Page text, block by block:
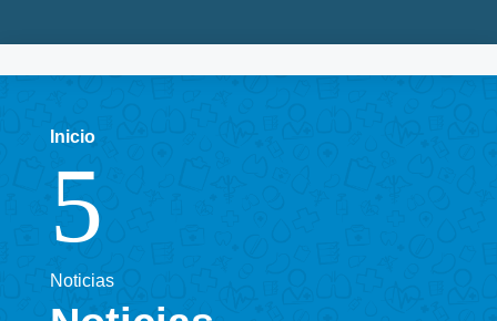
Inicio
5
Noticias